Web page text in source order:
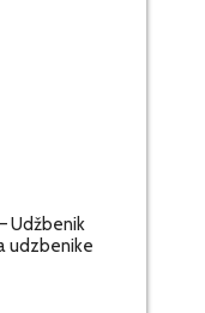
Udžbenik
udzbenike